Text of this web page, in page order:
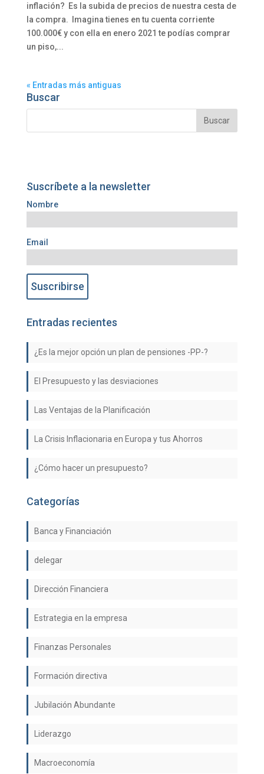
inflación? Es la subida de precios de nuestra cesta de
la compra. Imagina tienes en tu cuenta corriente
100.000€ y con ella en enero 2021 te podías comprar
un piso,...
« Entradas más antiguas
Buscar
Suscríbete a la newsletter
Nombre
Email
Entradas recientes
¿Es la mejor opción un plan de pensiones -PP-?
El Presupuesto y las desviaciones
Las Ventajas de la Planificación
La Crisis Inflacionaria en Europa y tus Ahorros
¿Cómo hacer un presupuesto?
Categorías
Banca y Financiación
delegar
Dirección Financiera
Estrategia en la empresa
Finanzas Personales
Formación directiva
Jubilación Abundante
Liderazgo
Macroeconomía